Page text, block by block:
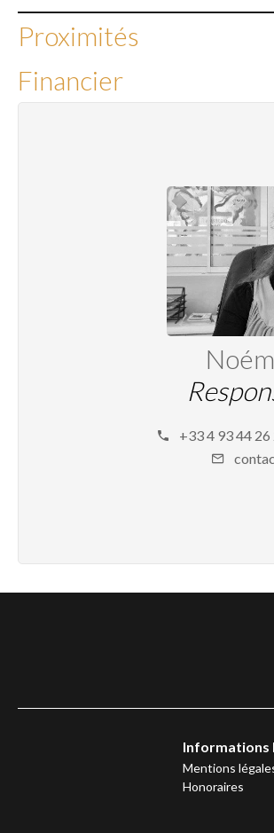
Proximités
Financier
+33 4 93 44 26
Informations
Mentions
Honoraires